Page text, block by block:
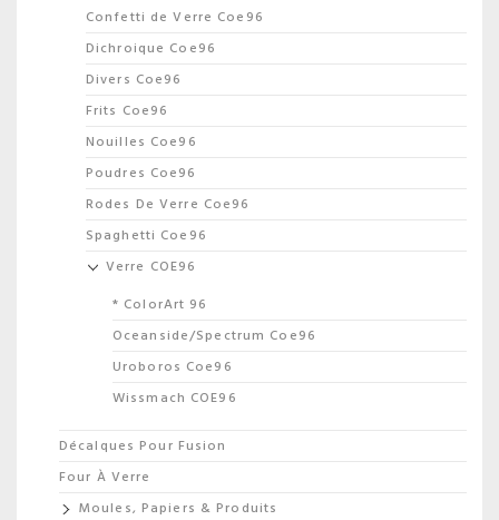
Confetti de Verre Coe96
Dichroique Coe96
Divers Coe96
Frits Coe96
Nouilles Coe96
Poudres Coe96
Rodes De Verre Coe96
Spaghetti Coe96
Verre COE96
* ColorArt 96
Oceanside/Spectrum Coe96
Uroboros Coe96
Wissmach COE96
Décalques Pour Fusion
Four À Verre
Moules, Papiers & Produits